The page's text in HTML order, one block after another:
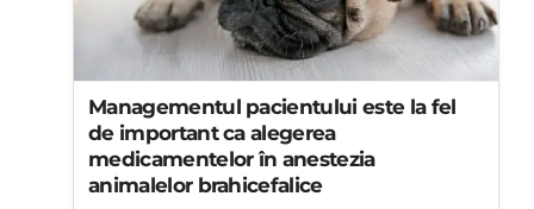
Managementul pacientului este la fel
de important ca alegerea
medicamentelor în anestezia
animalelor brahicefalice